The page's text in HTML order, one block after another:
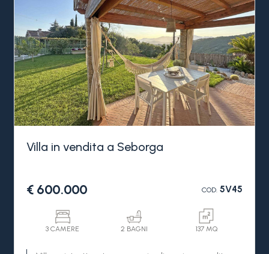
Villa in vendita a Seborga
€ 600.000 COD.5V45
3 CAMERE 2 BAGNI 137 MQ